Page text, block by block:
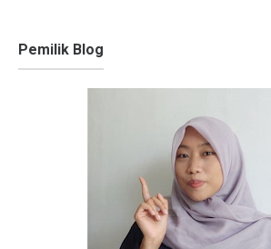
Pemilik Blog